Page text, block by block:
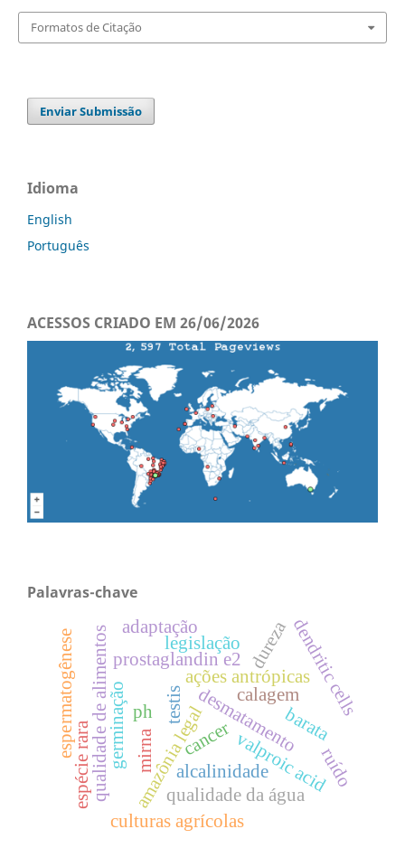
Formatos de Citação
Enviar Submissão
Idioma
English
Português
ACESSOS CRIADO EM 26/06/2026
Palavras-chave
amazônia legal
ações antrópicas
desmatamento
alcalinidade
calagem
dureza
ph
qualidade da água
prostaglandin e2
cancer
dendritic cells
mirna
legislação
qualidade de alimentos barata
culturas agrícolas
germinação
adaptação
testis
valproic acidruído
espécie rara
espermatogênese